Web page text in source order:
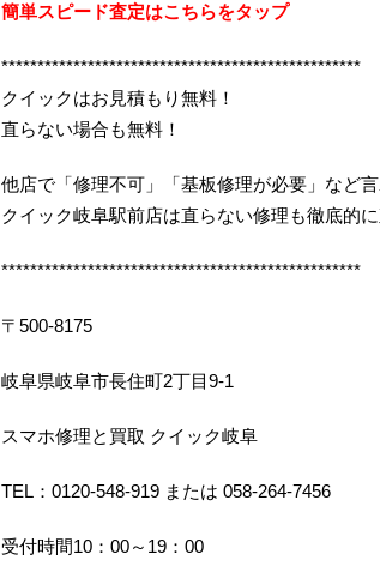
簡単スピード査定はこちらをタップ
**************************************************
クイックはお見積もり無料！
直らない場合も無料！
他店で「修理不可」「基板修理が必要」など
クイック岐阜駅前店は直らない修理も徹底的に
**************************************************
〒500-8175
岐阜県岐阜市長住町2丁目9-1
スマホ修理と買取 クイック岐阜
TEL：0120-548-919 または 058-264-7456
受付時間10：00～19：00